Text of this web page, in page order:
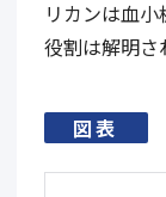
リカンは血
役割は解明さ
図表